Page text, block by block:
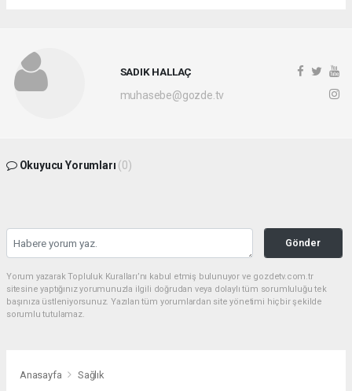
SADIK HALLAÇ
muhasebe@gozde.tv
Okuyucu Yorumları (0)
Gönder
Yorum yazarak Topluluk Kuralları’nı kabul etmiş bulunuyor ve gozdetv.com.tr
sitesine yaptığınız yorumunuzla ilgili doğrudan veya dolaylı tüm sorumluluğu tek
başınıza üstleniyorsunuz. Yazılan tüm yorumlardan site yönetimi hiçbir şekilde
sorumlu tutulamaz.
Anasayfa Sağlık